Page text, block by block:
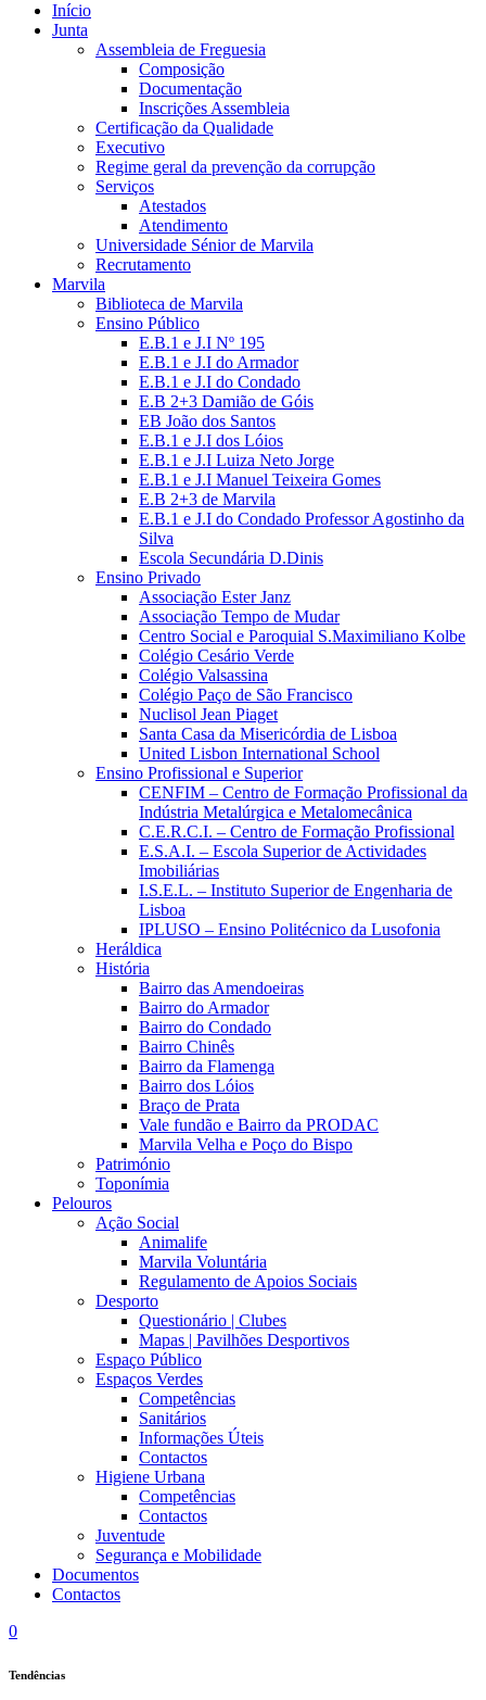
Início
Junta
Assembleia de Freguesia
Composição
Documentação
Inscrições Assembleia
Certificação da Qualidade
Executivo
Regime geral da prevenção da corrupção
Serviços
Atestados
Atendimento
Universidade Sénior de Marvila
Recrutamento
Marvila
Biblioteca de Marvila
Ensino Público
E.B.1 e J.I Nº 195
E.B.1 e J.I do Armador
E.B.1 e J.I do Condado
E.B 2+3 Damião de Góis
EB João dos Santos
E.B.1 e J.I dos Lóios
E.B.1 e J.I Luiza Neto Jorge
E.B.1 e J.I Manuel Teixeira Gomes
E.B 2+3 de Marvila
E.B.1 e J.I do Condado Professor Agostinho da
Silva
Escola Secundária D.Dinis
Ensino Privado
Associação Ester Janz
Associação Tempo de Mudar
Centro Social e Paroquial S.Maximiliano Kolbe
Colégio Cesário Verde
Colégio Valsassina
Colégio Paço de São Francisco
Nuclisol Jean Piaget
Santa Casa da Misericórdia de Lisboa
United Lisbon International School
Ensino Profissional e Superior
CENFIM – Centro de Formação Profissional da
Indústria Metalúrgica e Metalomecânica
C.E.R.C.I. – Centro de Formação Profissional
E.S.A.I. – Escola Superior de Actividades
Imobiliárias
I.S.E.L. – Instituto Superior de Engenharia de
Lisboa
IPLUSO – Ensino Politécnico da Lusofonia
Heráldica
História
Bairro das Amendoeiras
Bairro do Armador
Bairro do Condado
Bairro Chinês
Bairro da Flamenga
Bairro dos Lóios
Braço de Prata
Vale fundão e Bairro da PRODAC
Marvila Velha e Poço do Bispo
Património
Toponímia
Pelouros
Ação Social
Animalife
Marvila Voluntária
Regulamento de Apoios Sociais
Desporto
Questionário | Clubes
Mapas | Pavilhões Desportivos
Espaço Público
Espaços Verdes
Competências
Sanitários
Informações Úteis
Contactos
Higiene Urbana
Competências
Contactos
Juventude
Segurança e Mobilidade
Documentos
Contactos
0
Tendências